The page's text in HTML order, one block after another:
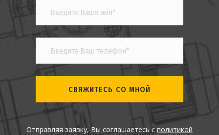
СВЯЖИТЕСЬ СО МНОЙ
Отправляя заявку, Вы соглашаетесь сполитикой